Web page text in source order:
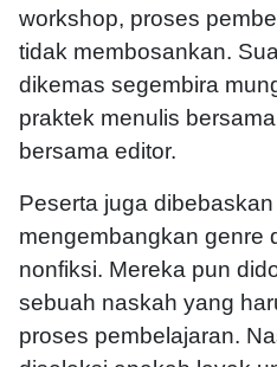
workshop, proses
tidak membosankan.
dikemas segembira
praktek menulis
bersama editor.
Peserta juga
mengembangkan genre
nonfiksi. Mereka pun
sebuah naskah yang
proses pembelajaran.